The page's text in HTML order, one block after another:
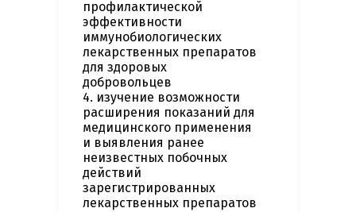
профилактической
эффективности
иммунобиологических
лекарственных препаратов
для здоровых
добровольцев
4. изучение возможности
расширения показаний для
медицинского применения
и выявления ранее
неизвестных побочных
действий
зарегистрированных
лекарственных препаратов